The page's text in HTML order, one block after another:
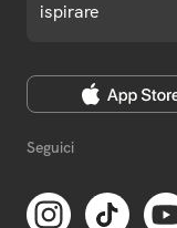
ispirare
Seguici